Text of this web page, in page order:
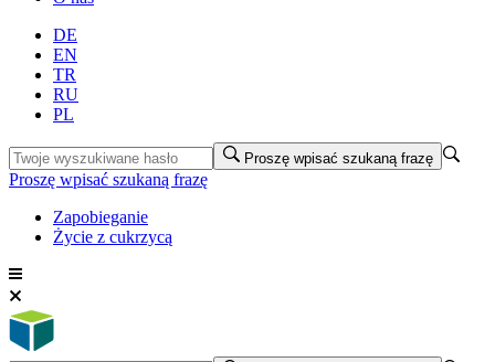
DE
EN
TR
RU
PL
Proszę wpisać szukaną frazę
Proszę wpisać szukaną frazę
Zapobieganie
Życie z cukrzycą